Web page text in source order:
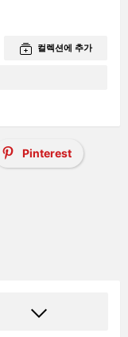
컬렉션에 추가
Pinterest